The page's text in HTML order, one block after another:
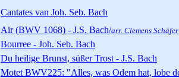
Cantates van Joh. Seb. Bach
Air (BWV 1068) - J.S. Bach/arr. Clemens Schäfer
Bourree - Joh. Seb. Bach
Du heilige Brunst, süßer Trost - J.S. Bach
Motet BWV225: "Alles, was Odem hat, lobe